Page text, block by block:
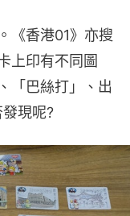
《香港01》亦搜
上印有不同圖
「巴絲打」、出
現呢?